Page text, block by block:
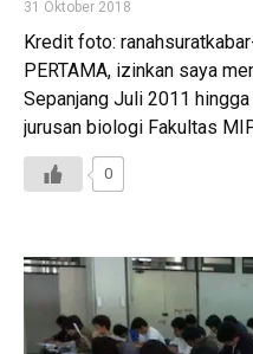
31 Oktober 2018
Kredit foto:
PERTAMA, izinkan saya
Sepanjang Juli 2011
jurusan biologi Fakultas
0